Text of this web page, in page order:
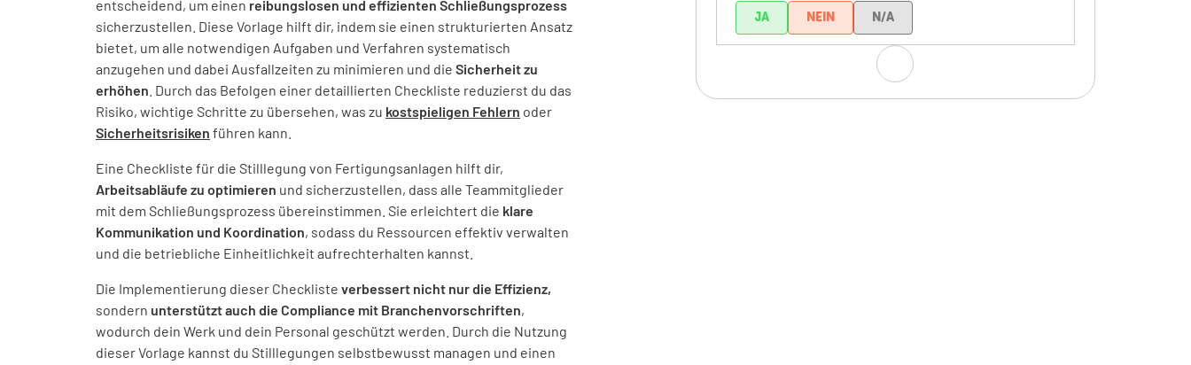
entscheidend, um einen reibungslosen und effizienten Schließungsprozess
sicherzustellen. Diese Vorlage hilft dir, indem sie einen strukturierten Ansatz
bietet, um alle notwendigen Aufgaben und Verfahren systematisch
anzugehen und dabei Ausfallzeiten zu minimieren und die Sicherheit zu
erhöhen . Durch das Befolgen einer detaillierten Checkliste reduzierst du das
Risiko, wichtige Schritte zu übersehen, was zu kostspieligen Fehlern oder
Sicherheitsrisiken führen kann.
Eine Checkliste für die Stilllegung von Fertigungsanlagen hilft dir,
Arbeitsabläufe zu optimieren und sicherzustellen, dass alle Teammitglieder
mit dem Schließungsprozess übereinstimmen. Sie erleichtert die klare
Kommunikation und Koordination, sodass du Ressourcen effektiv verwalten
und die betriebliche Einheitlichkeit aufrechterhalten kannst.
Die Implementierung dieser Checkliste verbessert nicht nur die Effizienz,
sondern unterstützt auch die Compliance mit Branchenvorschriften,
wodurch dein Werk und dein Personal geschützt werden. Durch die Nutzung
dieser Vorlage kannst du Stilllegungen selbstbewusst managen und einen
JA NEIN N/A
Wurde eine Bestandsaufnahme der Anlagen und